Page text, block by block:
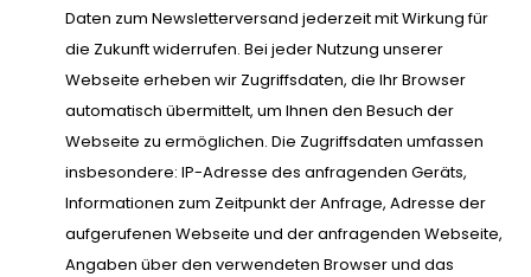
Daten zum Newsletterversand jederzeit mit Wirkung für
die Zukunft widerrufen. Bei jeder Nutzung unserer
Webseite erheben wir Zugriffsdaten, die Ihr Browser
automatisch übermittelt, um Ihnen den Besuch der
Webseite zu ermöglichen. Die Zugriffsdaten umfassen
insbesondere: IP-Adresse des anfragenden Geräts,
Informationen zum Zeitpunkt der Anfrage, Adresse der
aufgerufenen Webseite und der anfragenden Webseite,
Angaben über den verwendeten Browser und das